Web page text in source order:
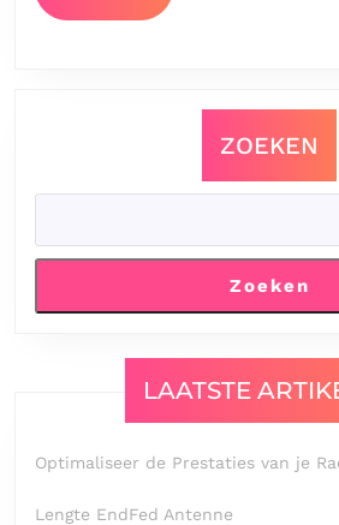
MEER
ZOEKEN
Zoeken
LAATSTE
Optimaliseer de Prestaties van je
Lengte EndFed Antenne